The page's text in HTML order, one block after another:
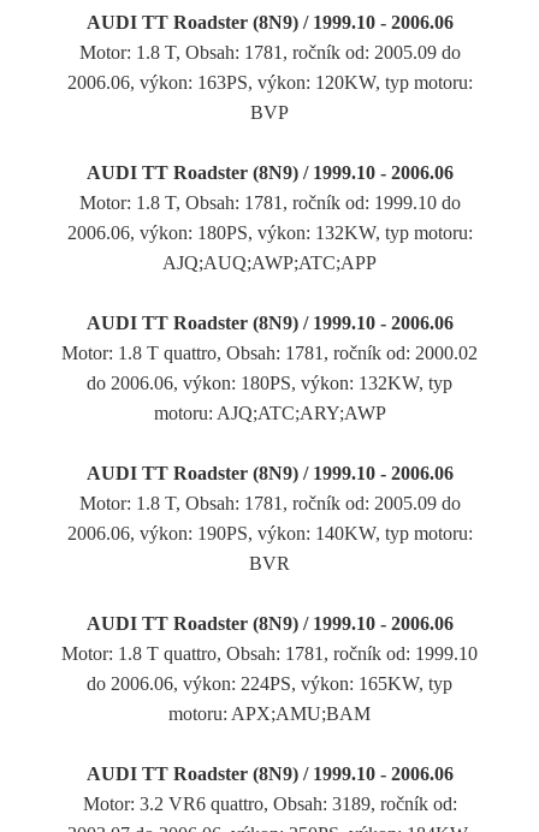
AUDI TT Roadster (8N9) / 1999.10 - 2006.06
Motor: 1.8 T, Obsah: 1781, ročník od: 2005.09 do
2006.06, výkon: 163PS, výkon: 120KW, typ motoru:
BVP
AUDI TT Roadster (8N9) / 1999.10 - 2006.06
Motor: 1.8 T, Obsah: 1781, ročník od: 1999.10 do
2006.06, výkon: 180PS, výkon: 132KW, typ motoru:
AJQ;AUQ;AWP;ATC;APP
AUDI TT Roadster (8N9) / 1999.10 - 2006.06
Motor: 1.8 T quattro, Obsah: 1781, ročník od: 2000.02
do 2006.06, výkon: 180PS, výkon: 132KW, typ
motoru: AJQ;ATC;ARY;AWP
AUDI TT Roadster (8N9) / 1999.10 - 2006.06
Motor: 1.8 T, Obsah: 1781, ročník od: 2005.09 do
2006.06, výkon: 190PS, výkon: 140KW, typ motoru:
BVR
AUDI TT Roadster (8N9) / 1999.10 - 2006.06
Motor: 1.8 T quattro, Obsah: 1781, ročník od: 1999.10
do 2006.06, výkon: 224PS, výkon: 165KW, typ
motoru: APX;AMU;BAM
AUDI TT Roadster (8N9) / 1999.10 - 2006.06
Motor: 3.2 VR6 quattro, Obsah: 3189, ročník od: